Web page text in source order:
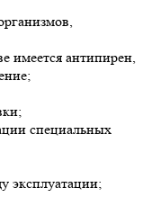
имеется антипирен,
специальных
эксплуатации;